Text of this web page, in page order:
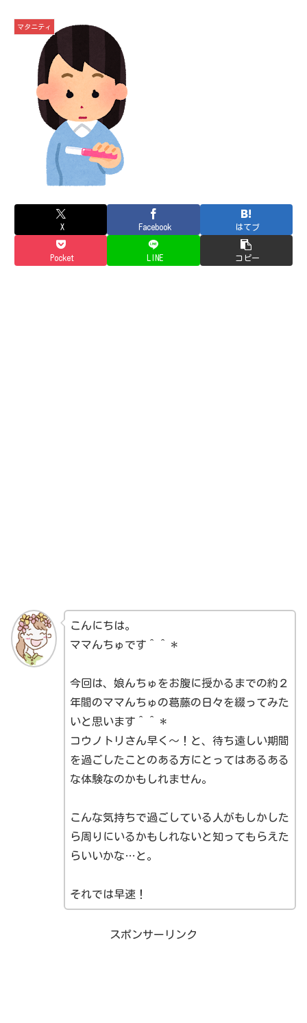
マタニティ
X Facebook はてブ
Pocket LINE コピー
こんにちは。
ママんちゅです＾＾＊
今回は、娘んちゅをお腹に授かるまでの約２
年間のママんちゅの葛藤の日々を綴ってみた
いと思います＾＾＊
コウノトリさん早く〜！と、待ち遠しい期間
を過ごしたことのある方にとってはあるある
な体験なのかもしれません。
こんな気持ちで過ごしている人がもしかした
ら周りにいるかもしれないと知ってもらえた
らいいかな…と。
それでは早速！
スポンサーリンク